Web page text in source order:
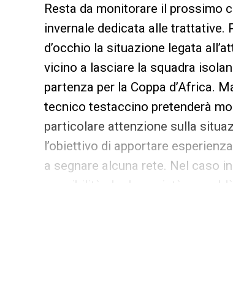
Resta da monitorare il prossimo
invernale dedicata alle trattative.
d’occhio la situazione legata
vicino a lasciare la squadra
partenza per la Coppa d’Africa.
tecnico testaccino pretenderà
particolare attenzione sulla
l’obiettivo di apportare
a segnare alcuna rete. Nel caso
possibilità che la società